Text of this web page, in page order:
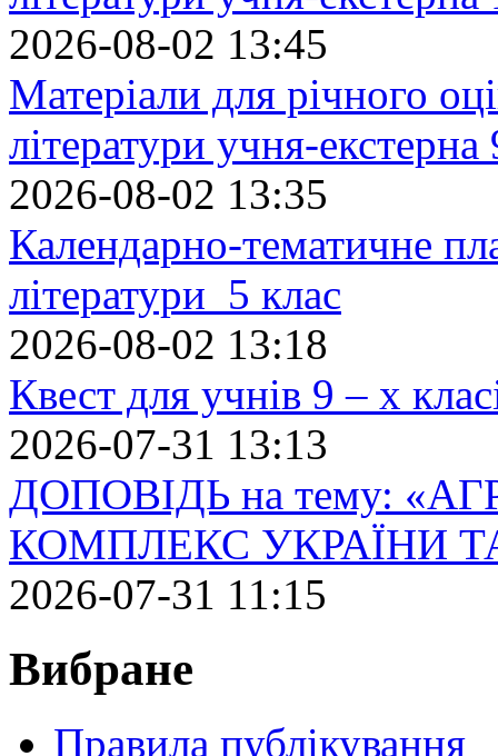
2026-08-02 13:45
Матеріали для річного
літератури учня-екстерна
2026-08-02 13:35
Календарно-тематичне
літератури 5 клас
2026-08-02 13:18
Квест для учнів 9 – х
2026-07-31 13:13
ДОПОВІДЬ на тему:
КОМПЛЕКС УКРАЇНИ
2026-07-31 11:15
Вибране
Правила публікування